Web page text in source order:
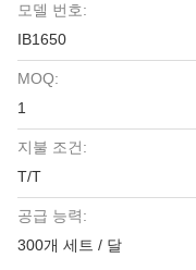
모델 번호:
IB1650
MOQ:
1
지불 조건:
T/T
공급 능력:
300개 세트 / 달